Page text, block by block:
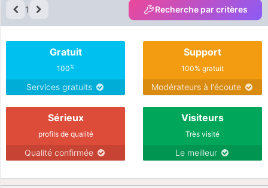
1 Recherche par critères
Gratuit
100%
Services gratuits
Support
100% gratuit
Modérateurs à l'écoute
Sérieux
profils de qualité
Qualité confirmée
Visiteurs
Très visité
Le meilleur